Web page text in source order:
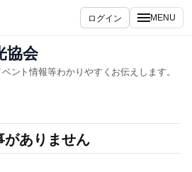
ログイン MENU
協会
ント情報等わかりやすくお伝えします。
がありません